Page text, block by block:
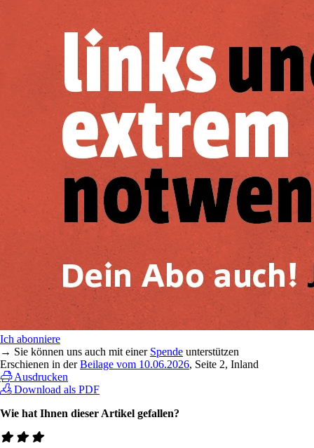
Ich abonniere
→ Sie können uns auch mit einer Spende unterstützen
Erschienen in derBeilage vom 10.06.2026, Seite 2, Inland
Ausdrucken
Download als PDF
Wie hat Ihnen dieser Artikel gefallen?